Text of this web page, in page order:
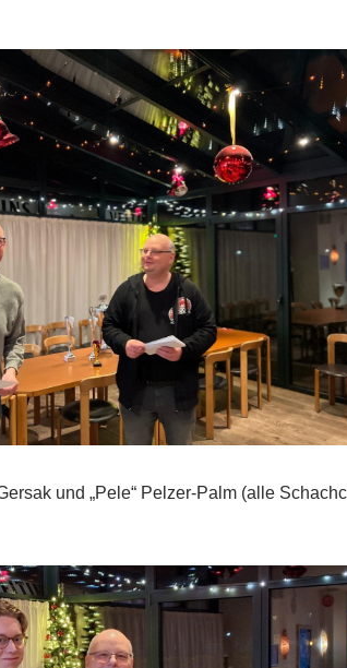
und „Pele“ Pelzer-Palm (alle